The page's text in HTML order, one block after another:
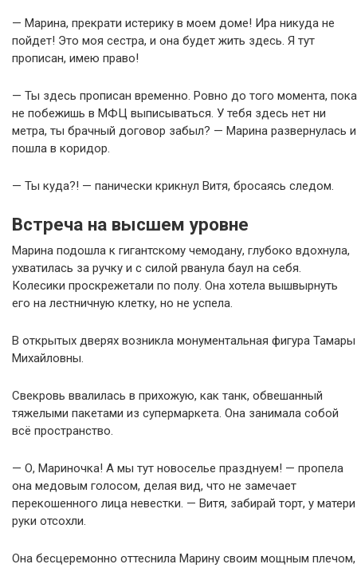
— Марина, прекрати истерику в моем доме! Ира никуда не
пойдет! Это моя сестра, и она будет жить здесь. Я тут
прописан, имею право!
— Ты здесь прописан временно. Ровно до того момента, пока
не побежишь в МФЦ выписываться. У тебя здесь нет ни
метра, ты брачный договор забыл? — Марина развернулась и
пошла в коридор.
— Ты куда?! — панически крикнул Витя, бросаясь следом.
Встреча на высшем уровне
Марина подошла к гигантскому чемодану, глубоко вдохнула,
ухватилась за ручку и с силой рванула баул на себя.
Колесики проскрежетали по полу. Она хотела вышвырнуть
его на лестничную клетку, но не успела.
В открытых дверях возникла монументальная фигура Тамары
Михайловны.
Свекровь ввалилась в прихожую, как танк, обвешанный
тяжелыми пакетами из супермаркета. Она занимала собой
всё пространство.
— О, Мариночка! А мы тут новоселье празднуем! — пропела
она медовым голосом, делая вид, что не замечает
перекошенного лица невестки. — Витя, забирай торт, у матери
руки отсохли.
Она бесцеремонно оттеснила Марину своим мощным плечом,